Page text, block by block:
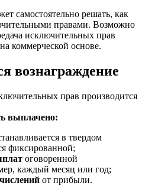
самостоятельно решать, как
правами. Возможно
исключительных прав
коммерческой основе.
вознаграждение
прав производится
выплачено:
в твердом
фиксированной;
оговоренной
каждый месяц или год;
от прибыли.